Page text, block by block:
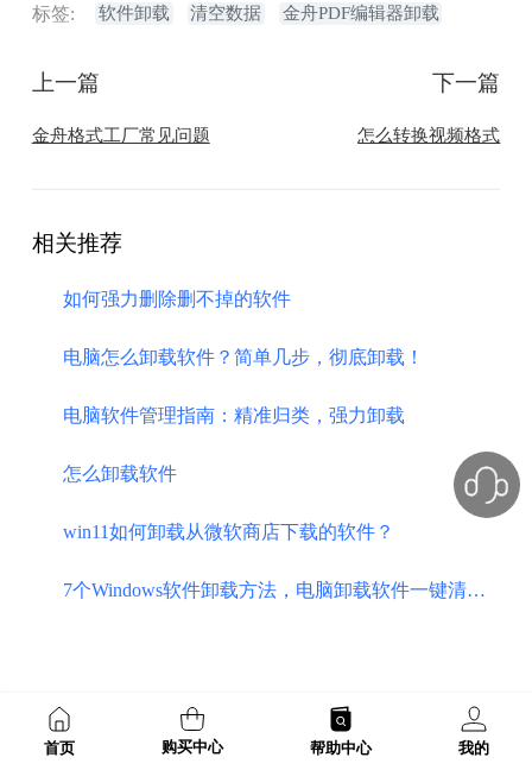
标签: 软件卸载 清空数据 金舟PDF编辑器卸载
上一篇
金舟格式工厂常见问题
下一篇
怎么转换视频格式
相关推荐
如何强力删除删不掉的软件
电脑怎么卸载软件？简单几步，彻底卸载！
电脑软件管理指南：精准归类，强力卸载
怎么卸载软件
​win11如何卸载从微软商店下载的软件？
7个Windows软件卸载方法，电脑卸载软件一键清除流氓软件
首页 购买中心 帮助中心 我的